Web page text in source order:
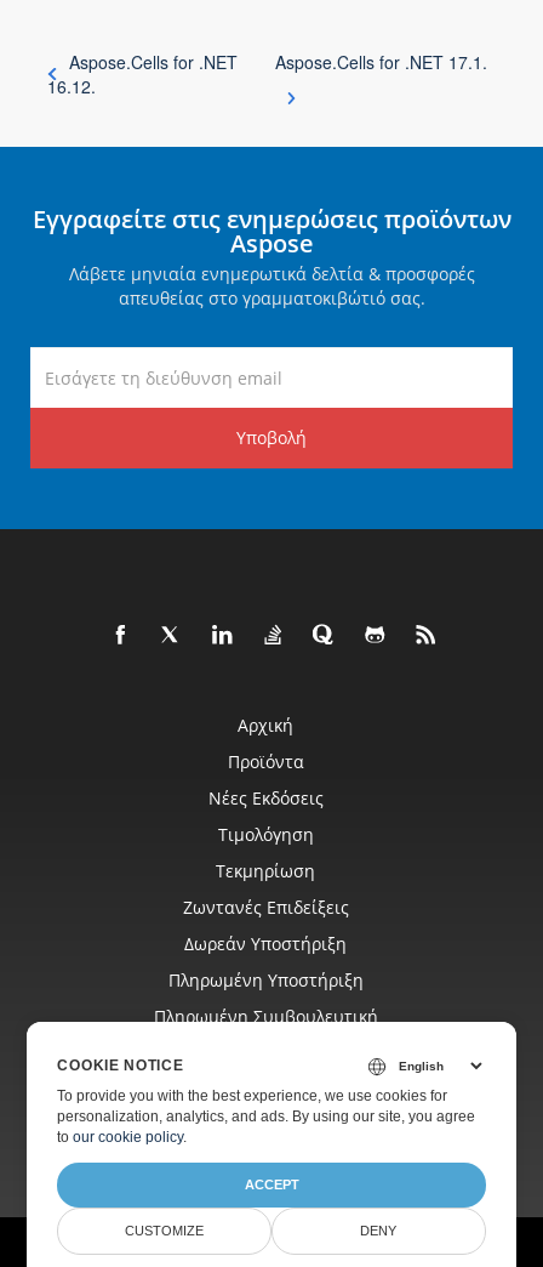
Aspose.Cells for .NET
16.12.
Aspose.Cells for .NET 17.1.
Εγγραφείτε στις ενημερώσεις προϊόντων
Aspose
Λάβετε μηνιαία ενημερωτικά δελτία & προσφορές
απευθείας στο γραμματοκιβώτιό σας.
Υποβολή
Αρχική
Προϊόντα
Νέες Εκδόσεις
Τιμολόγηση
Τεκμηρίωση
Ζωντανές Επιδείξεις
Δωρεάν Υποστήριξη
Πληρωμένη Υποστήριξη
Πληρωμένη Συμβουλευτική
Ιστοσελίδες
Σχετικά
© Aspose Pty Ltd 2001-2026.Όλα τα δικαιώματα διατηρούνται.
COOKIE NOTICE
To provide you with the best experience, we use cookies for
personalization, analytics, and ads. By using our site, you agree
toour cookie policy.
ACCEPT
CUSTOMIZE DENY